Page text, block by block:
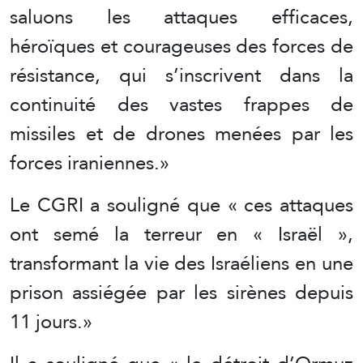
saluons les attaques efficaces,
héroïques et courageuses des forces de
résistance, qui s’inscrivent dans la
continuité des vastes frappes de
missiles et de drones menées par les
forces iraniennes.»
Le CGRI a souligné que « ces attaques
ont semé la terreur en « Israël »,
transformant la vie des Israéliens en une
prison assiégée par les sirènes depuis
11 jours.»